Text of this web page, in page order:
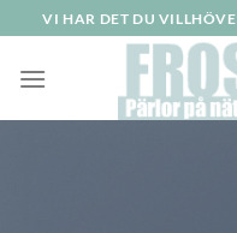
to
content
VI HAR DET DU